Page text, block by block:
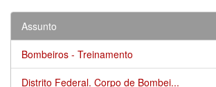
Assunto
Bombeiros - Treinamento
Distrito Federal. Corpo de Bombei...